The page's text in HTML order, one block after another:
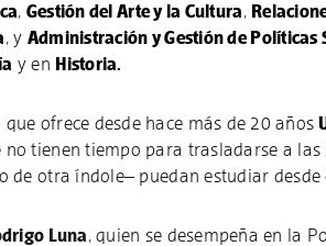
, Gestión del Arte y la Cultura,
, y Administración y Gestión de Políticas
y en Historia.
ofrece desde hace más de 20 años
tienen tiempo para trasladarse a
de otra índole– puedan estudiar desde
Luna, quien se desempeña en la